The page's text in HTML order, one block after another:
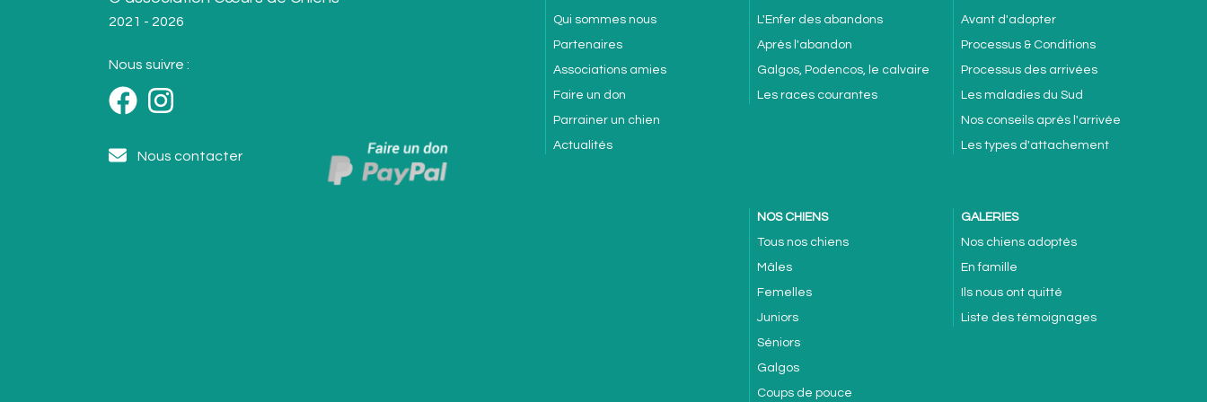
2021 - 2026
Nous suivre :
Nous contacter
Qui sommes nous
Partenaires
Associations amies
Faire un don
Parrainer un chien
Actualités
L'Enfer des abandons
Après l'abandon
Galgos, Podencos, le calvaire
Les races courantes
Avant d'adopter
Processus & Conditions
Processus des arrivées
Les maladies du Sud
Nos conseils après l'arrivée
Les types d'attachement
NOS CHIENS
Tous nos chiens
Mâles
Femelles
Juniors
Séniors
Galgos
Coups de pouce
GALERIES
Nos chiens adoptés
En famille
Ils nous ont quitté
Liste des témoignages